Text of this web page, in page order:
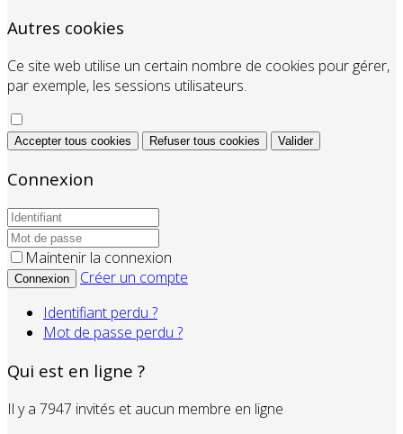
Autres cookies
Ce site web utilise un certain nombre de cookies pour gérer,
par exemple, les sessions utilisateurs.
Accepter tous cookies Refuser tous cookies Valider
Connexion
Maintenir la connexion
Connexion
Créer un compte
Identifiant perdu ?
Mot de passe perdu ?
Qui est en ligne ?
Il y a 7947 invités et aucun membre en ligne